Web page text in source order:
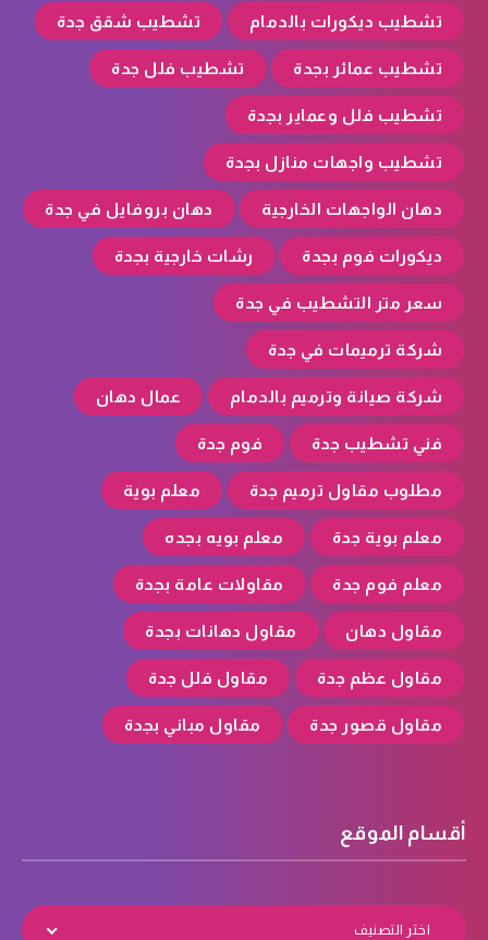
تشطيب ديكورات بالدمام تشطيب شقق جدة
تشطيب عمائر بجدة تشطيب فلل جدة
تشطيب فلل وعماير بجدة
تشطيب واجهات منازل بجدة
دهان الواجهات الخارجية دهان بروفايل في جدة
ديكورات فوم بجدة رشات خارجية بجدة
سعر متر التشطيب في جدة
شركة ترميمات في جدة
شركة صيانة وترميم بالدمام عمال دهان
فني تشطيب جدة فوم جدة
مطلوب مقاول ترميم جدة معلم بوية
معلم بوية جدة معلم بويه بجده
معلم فوم جدة مقاولات عامة بجدة
مقاول دهان مقاول دهانات بجدة
مقاول عظم جدة مقاول فلل جدة
مقاول قصور جدة مقاول مباني بجدة
أقسام الموقع
اختر التصنيف